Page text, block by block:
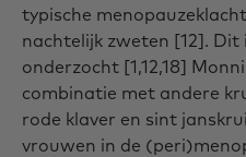
typische
nachtelijk zweten [12].
onderzocht [1,12,18]
combinatie met andere
rode klaver en sint
vrouwen in de